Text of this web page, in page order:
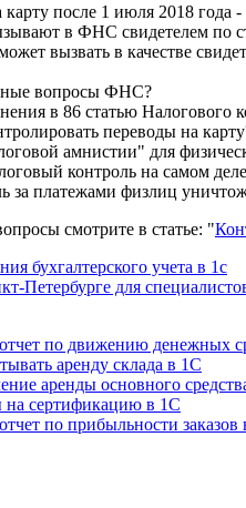
после 1 июля 2018 года -
в ФНС свидетелем по
вызвать в качестве
вопросы ФНС?
в 86 статью Налогового
переводы на
амнистии" для
контроль на самом
за платежами физлиц
смотрите в статье: "
бухгалтерского учета в 1с
Петербурге для
по движению денежных
аренду склада в 1С
аренды основного
на сертификацию в 1С
по прибыльности заказов